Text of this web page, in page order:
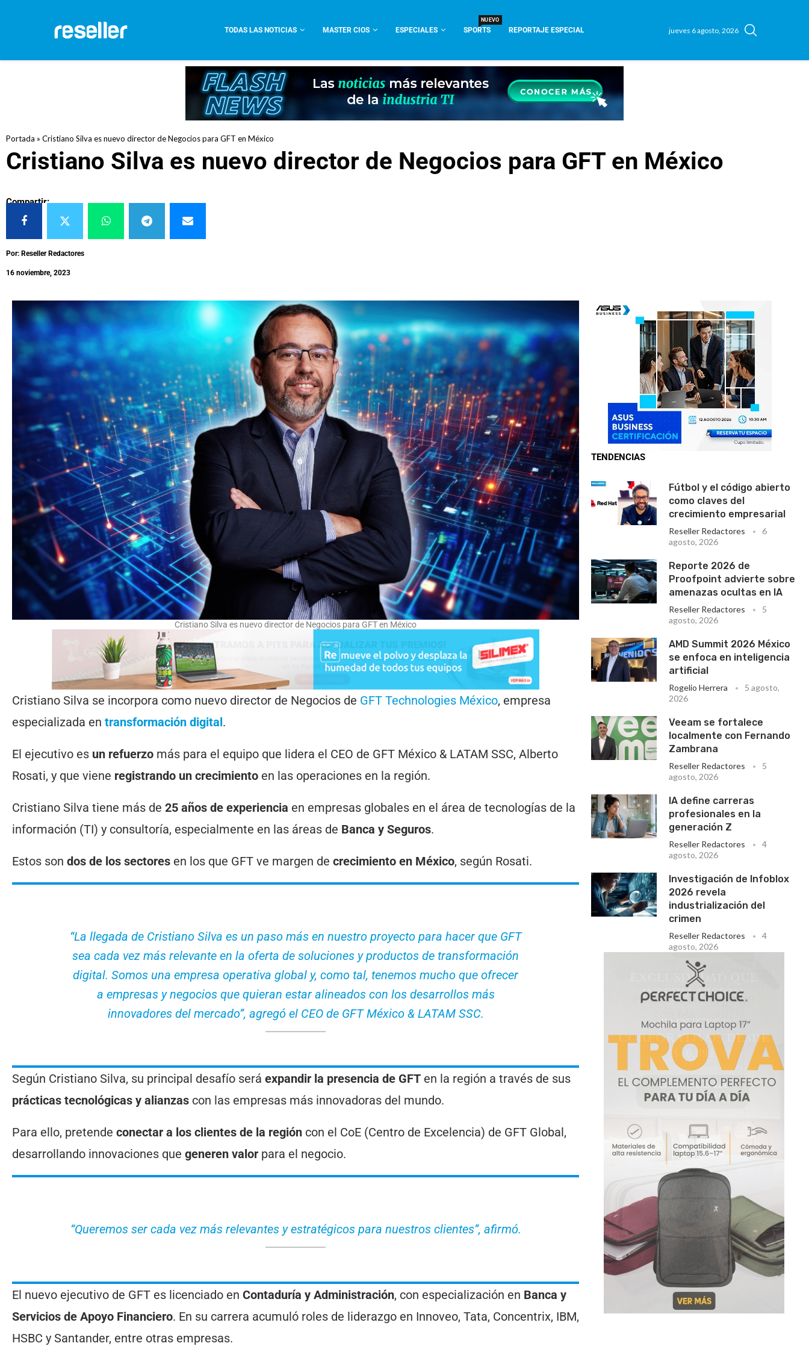
TODAS LAS NOTICIAS MASTER CIOS ESPECIALES SPORTS
NUEVO
REPORTAJE ESPECIAL jueves 6 agosto, 2026
Portada » Cristiano Silva es nuevo director de Negocios para GFT en México
Cristiano Silva es nuevo director de Negocios para GFT en México
Compartir:
Por: Reseller Redactores
16 noviembre, 2023
Cristiano Silva es nuevo director de Negocios para GFT en México
Cristiano Silva se incorpora como nuevo director de Negocios de GFT Technologies México, empresa
especializada en transformación digital.
El ejecutivo es un refuerzo más para el equipo que lidera el CEO de GFT México & LATAM SSC, Alberto
Rosati, y que viene registrando un crecimiento en las operaciones en la región.
Cristiano Silva tiene más de 25 años de experiencia en empresas globales en el área de tecnologías de la
información (TI) y consultoría, especialmente en las áreas de Banca y Seguros.
Estos son dos de los sectores en los que GFT ve margen de crecimiento en México, según Rosati.
“La llegada de Cristiano Silva es un paso más en nuestro proyecto para hacer que GFT
sea cada vez más relevante en la oferta de soluciones y productos de transformación
digital. Somos una empresa operativa global y, como tal, tenemos mucho que ofrecer
a empresas y negocios que quieran estar alineados con los desarrollos más
innovadores del mercado”, agregó el CEO de GFT México & LATAM SSC.
Según Cristiano Silva, su principal desafío será expandir la presencia de GFT en la región a través de sus
prácticas tecnológicas y alianzas con las empresas más innovadoras del mundo.
Para ello, pretende conectar a los clientes de la región con el CoE (Centro de Excelencia) de GFT Global,
desarrollando innovaciones que generen valor para el negocio.
“Queremos ser cada vez más relevantes y estratégicos para nuestros clientes”, afirmó.
El nuevo ejecutivo de GFT es licenciado en Contaduría y Administración, con especialización en Banca y
Servicios de Apoyo Financiero. En su carrera acumuló roles de liderazgo en Innoveo, Tata, Concentrix, IBM,
HSBC y Santander, entre otras empresas.
TENDENCIAS
Fútbol y el código abierto
como claves del
crecimiento empresarial
Reseller Redactores
6
agosto, 2026
Reporte 2026 de
Proofpoint advierte sobre
amenazas ocultas en IA
Reseller Redactores
5
agosto, 2026
AMD Summit 2026 México
se enfoca en inteligencia
artificial
Rogelio Herrera
5 agosto,
2026
Veeam se fortalece
localmente con Fernando
Zambrana
Reseller Redactores
5
agosto, 2026
IA define carreras
profesionales en la
generación Z
Reseller Redactores
4
agosto, 2026
Investigación de Infoblox
2026 revela
industrialización del
crimen
Reseller Redactores
4
agosto, 2026